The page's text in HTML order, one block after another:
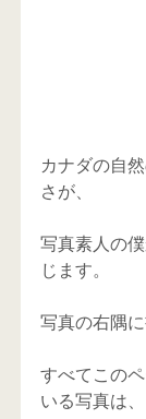
カナダの自
さが、
写真素人の
じます。
写真の右隅
すべてこの
いる写真は、